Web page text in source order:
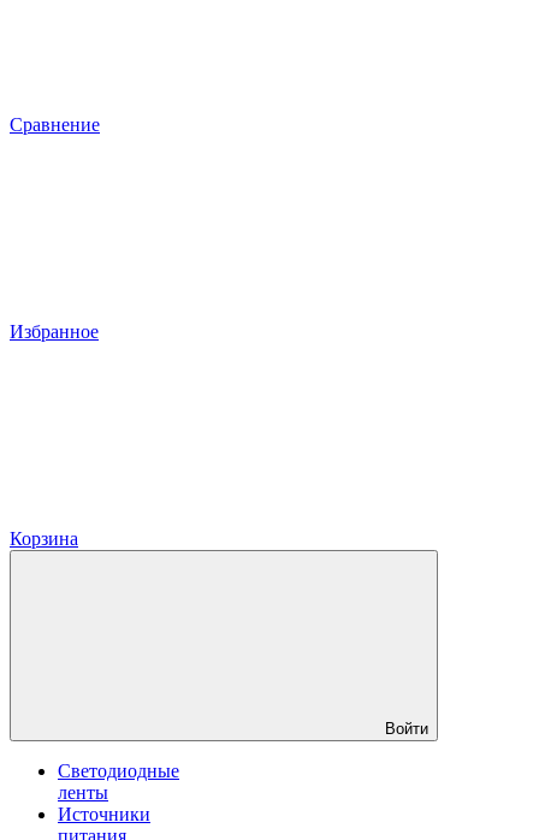
Сравнение
Избранное
Корзина
Войти
Светодиодные
ленты
Источники
питания